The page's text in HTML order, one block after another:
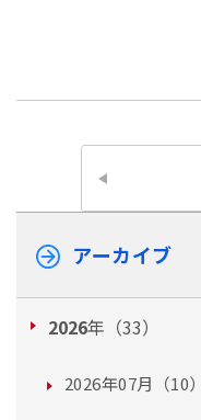
アーカイブ
2026年（33）
2026年07月（10）